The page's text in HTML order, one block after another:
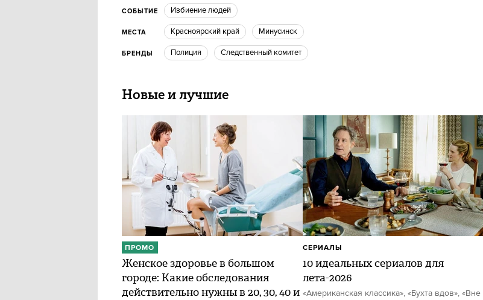
СОБЫТИЕ избиение людей
МЕСТА Красноярский край Минусинск
БРЕНДЫ Полиция следственный комитет
Новые и лучшие
Женское здоровье в большом
городе: Какие обследования
действительно нужны в 20, 30, 40 и
ПРОМО
10 идеальных сериалов для
лета-2026
«Американская классика», «Бухта вдов», «Вне
СЕРИАЛЫ